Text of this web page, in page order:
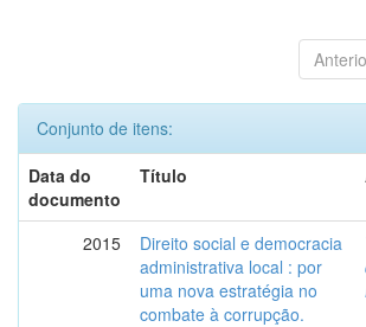
Conjunto de itens:
Data do
documento
Título
2015
Direito social e democracia
administrativa local : por
uma nova estratégia no
combate à corrupção.